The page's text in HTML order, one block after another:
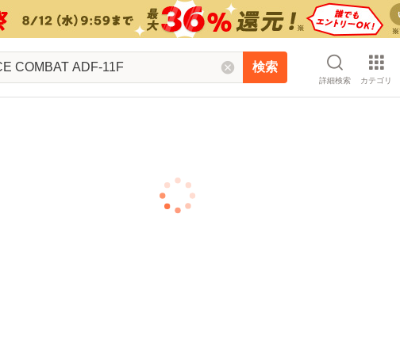
検索
詳細検索 カテゴリ